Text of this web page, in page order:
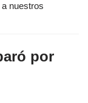
nuestros
por